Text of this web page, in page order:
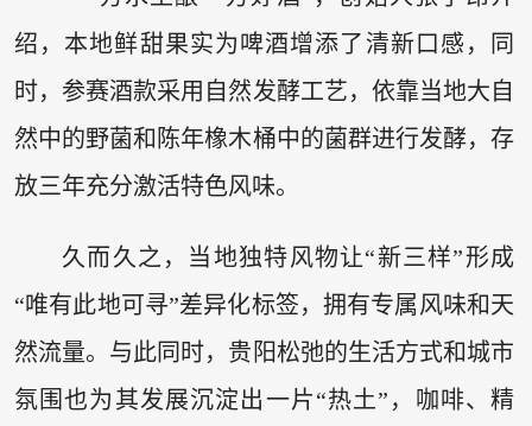
绍，本地鲜甜果实为啤酒增添了清新口感，同
时，参赛酒款采用自然发酵工艺，依靠当地大自
然中的野菌和陈年橡木桶中的菌群进行发酵，存
放三年充分激活特色风味。
久而久之，当地独特风物让“新三样”形成
“唯有此地可寻”差异化标签，拥有专属风味和天
然流量。与此同时，贵阳松弛的生活方式和城市
氛围也为其发展沉淀出一片“热土”，咖啡、精